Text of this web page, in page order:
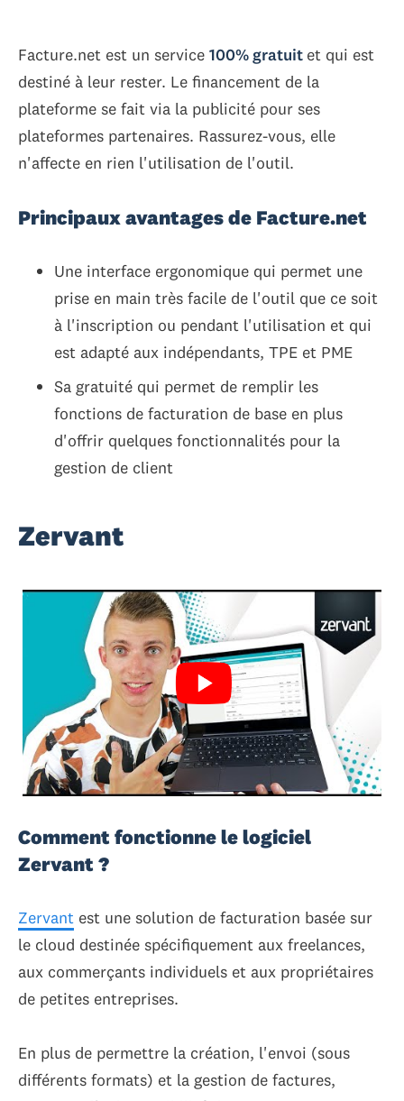
Facture.net est un service 100% gratuit et qui est
destiné à leur rester. Le financement de la
plateforme se fait via la publicité pour ses
plateformes partenaires. Rassurez-vous, elle
n'affecte en rien l'utilisation de l'outil.
Principaux avantages de Facture.net
Une interface ergonomique qui permet une
prise en main très facile de l'outil que ce soit
à l'inscription ou pendant l'utilisation et qui
est adapté aux indépendants, TPE et PME
Sa gratuité qui permet de remplir les
fonctions de facturation de base en plus
d'offrir quelques fonctionnalités pour la
gestion de client
Zervant
Comment fonctionne le logiciel
Zervant ?
Zervant est une solution de facturation basée sur
le cloud destinée spécifiquement aux freelances,
aux commerçants individuels et aux propriétaires
de petites entreprises.
En plus de permettre la création, l'envoi (sous
différents formats) et la gestion de factures,